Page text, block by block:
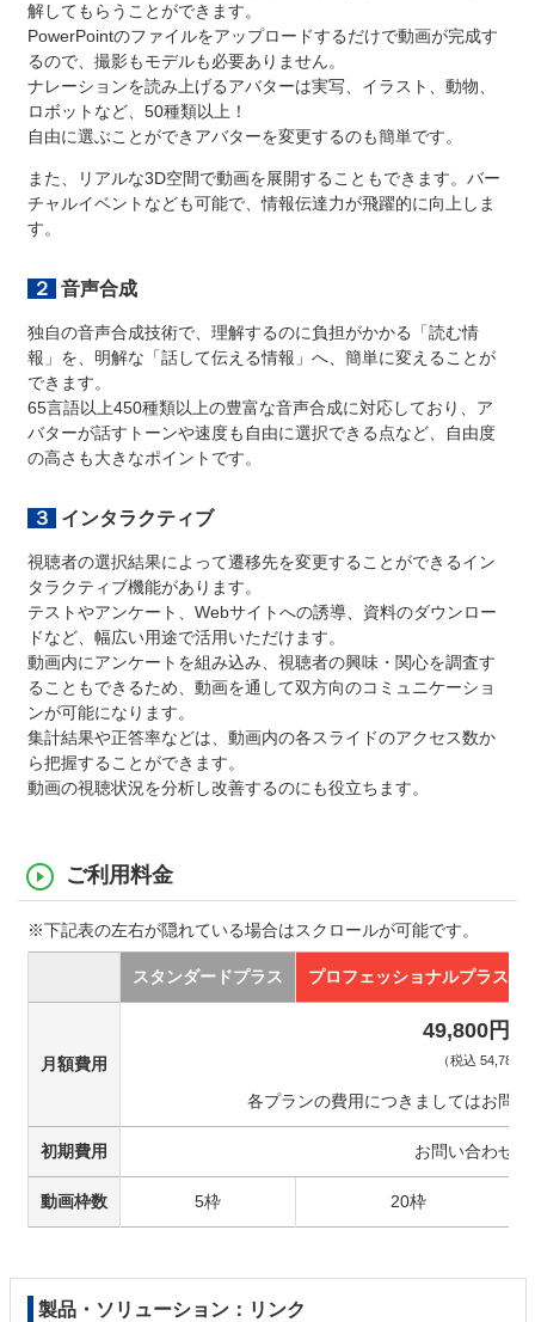
解してもらうことができます。
PowerPointのファイルをアップロードするだけで動画が完成す
るので、撮影もモデルも必要ありません。
ナレーションを読み上げるアバターは実写、イラスト、動物、
ロボットなど、50種類以上！
自由に選ぶことができアバターを変更するのも簡単です。
また、リアルな3D空間で動画を展開することもできます。バー
チャルイベントなども可能で、情報伝達力が飛躍的に向上しま
す。
２音声合成
独自の音声合成技術で、理解するのに負担がかかる「読む情
報」を、明解な「話して伝える情報」へ、簡単に変えることが
できます。
65言語以上450種類以上の豊富な音声合成に対応しており、ア
バターが話すトーンや速度も自由に選択できる点など、自由度
の高さも大きなポイントです。
３インタラクティブ
視聴者の選択結果によって遷移先を変更することができるイン
タラクティブ機能があります。
テストやアンケート、Webサイトへの誘導、資料のダウンロー
ドなど、幅広い用途で活用いただけます。
動画内にアンケートを組み込み、視聴者の興味・関心を調査す
ることもできるため、動画を通して双方向のコミュニケーショ
ンが可能になります。
集計結果や正答率などは、動画内の各スライドのアクセス数か
ら把握することができます。
動画の視聴状況を分析し改善するのにも役立ちます。
ご利用料金
※下記表の左右が隠れている場合はスクロールが可能です。
スタンダードプラス プロフェッショナルプラス
月額費用
49,800円
（税込 54,780
各プランの費用につきましてはお問
初期費用 お問い合わせ
動画枠数 5枠 20枠
製品・ソリューション：リンク